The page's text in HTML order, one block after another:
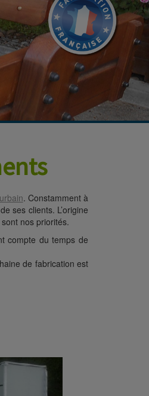
. Constamment à
ses clients. L’origine
sont nos priorités.
compte du temps de
de fabrication est